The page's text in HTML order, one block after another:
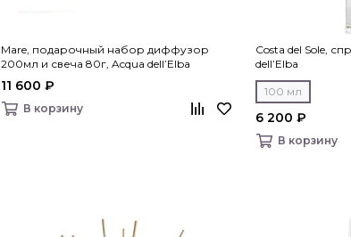
Mare, подарочный набор диффузор
200мл и свеча 80г, Acqua dell’Elba
11 600 ₽
В корзину
Costa del Sole,
dell’Elba
100 мл
6 200 ₽
В корзину